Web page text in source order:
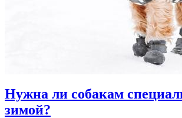
Нужна ли собакам
зимой?